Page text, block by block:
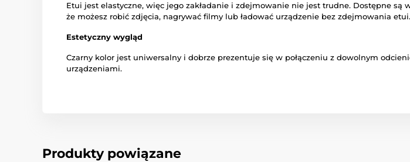
Etui jest elastyczne, więc jego zakładanie i zdejmowanie nie jest trudne. Dostępne
że możesz robić zdjęcia, nagrywać filmy lub ładować urządzenie bez zdejmowania etui.
Estetyczny wygląd
Czarny kolor jest uniwersalny i dobrze prezentuje się w połączeniu z dowolnym
urządzeniami.
Produkty powiązane